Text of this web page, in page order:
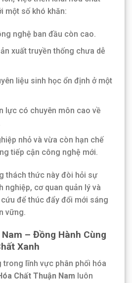
một số khó khăn:
nghệ ban đầu còn cao.
xuất truyền thống chưa dễ
liệu sinh học ổn định ở một
lực có chuyên môn cao về
nhỏ và vừa còn hạn chế
tiếp cận công nghệ mới.
thách thức này đòi hỏi sự
nghiệp, cơ quan quản lý và
để thúc đẩy đổi mới sáng
vững.
– Đồng Hành Cùng
Xanh
trong lĩnh vực phân phối hóa
Chất Thuận Nam luôn